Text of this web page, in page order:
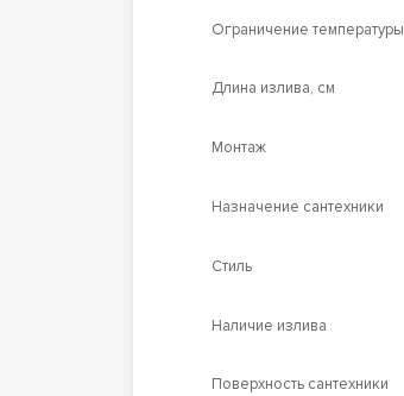
Ограничение температуры
Длина излива, см
Монтаж
Назначение сантехники
Стиль
Наличие излива
Поверхность сантехники